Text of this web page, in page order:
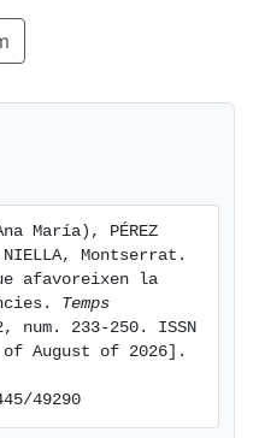
és necessari que els
universitaris es
la formació pràctica.
María), PÉREZ
NIELLA, Montserrat.
afavoreixen la
Temps
num. 233-250. ISSN
August of 2026].
49290